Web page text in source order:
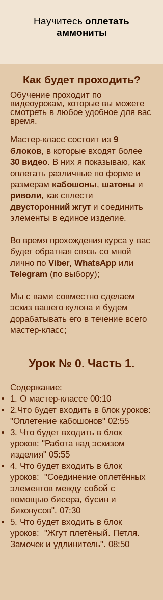
Научитесь оплетать
аммониты
Как будет проходить?
Обучение проходит по
видеоурокам, которые вы можете
смотреть в любое удобное для вас
время.
Мастер-класс состоит из 9
блоков, в которые входят более
30 видео. В них я показываю, как
оплетать различные по форме и
размерам кабошоны, шатоны и
риволи, как сплести
двусторонний жгут и соединить
элементы в единое изделие.
Во время прохождения курса у вас
будет обратная связь со мной
лично по Viber, WhatsApp или
Telegram (по выбору);
Мы с вами совместно сделаем
эскиз вашего кулона и будем
дорабатывать его в течение всего
мастер-класс;
Урок № 0. Часть 1.
Содержание:
1. О мастер-классе 00:10
2.Что будет входить в блок уроков:
"Оплетение кабошонов" 02:55
3. Что будет входить в блок
уроков: "Работа над эскизом
изделия" 05:55
4. Что будет входить в блок
уроков: "Соединение оплетённых
элементов между собой с
помощью бисера, бусин и
биконусов". 07:30
5. Что будет входить в блок
уроков: "Жгут плетёный. Петля.
Замочек и удлинитель". 08:50